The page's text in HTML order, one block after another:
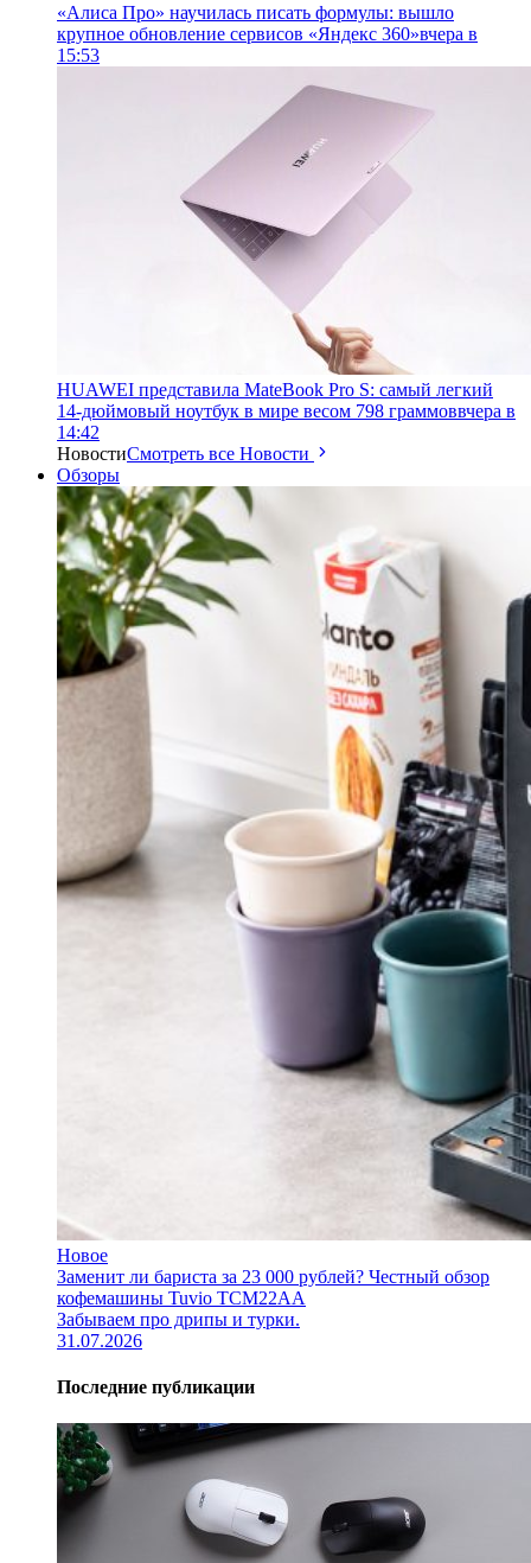
«Алиса Про» научилась писать формулы: вышло
крупное обновление сервисов «Яндекс 360»вчера в
15:53
HUAWEI представила MateBook Pro S: самый легкий
14-дюймовый ноутбук в мире весом 798 граммоввчера в
14:42
НовостиСмотреть все Новости
Обзоры
Новое
Заменит ли бариста за 23 000 рублей? Честный обзор
кофемашины Tuvio TCM22AA
Забываем про дрипы и турки.
31.07.2026
Последние публикации